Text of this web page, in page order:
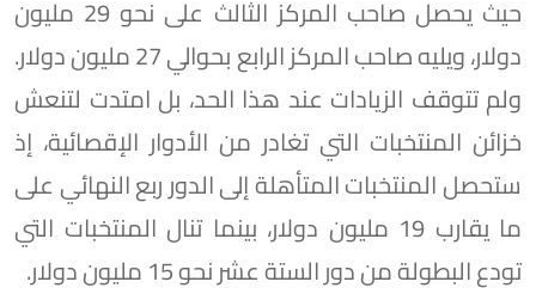
حيث يحصل صاحب المركز الثالث على نحو 29 مليون
دولار، ويليه صاحب المركز الرابع بحوالي 27 مليون دولار.
ولم تتوقف الزيادات عند هذا الحد، بل امتدت لتنعش
خزائن المنتخبات التي تغادر من الأدوار الإقصائية، إذ
ستحصل المنتخبات المتأهلة إلى الدور ربع النهائي على
ما يقارب 19 مليون دولار، بينما تنال المنتخبات التي
تودع البطولة من دور الستة عشر نحو 15 مليون دولار.